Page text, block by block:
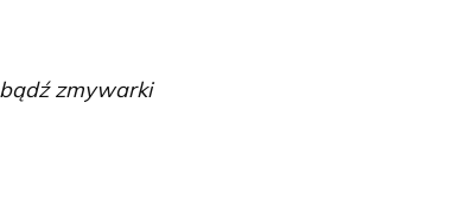
zmywarki